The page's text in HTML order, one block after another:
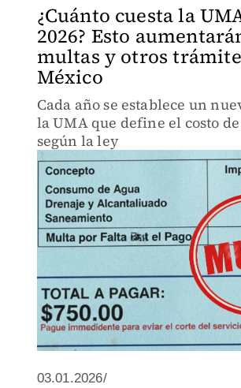
¿Cuánto cuesta la
2026? Esto
multas y otros
México
Cada año se establece un
la UMA que define el costo
según la ley
03.01.2026/